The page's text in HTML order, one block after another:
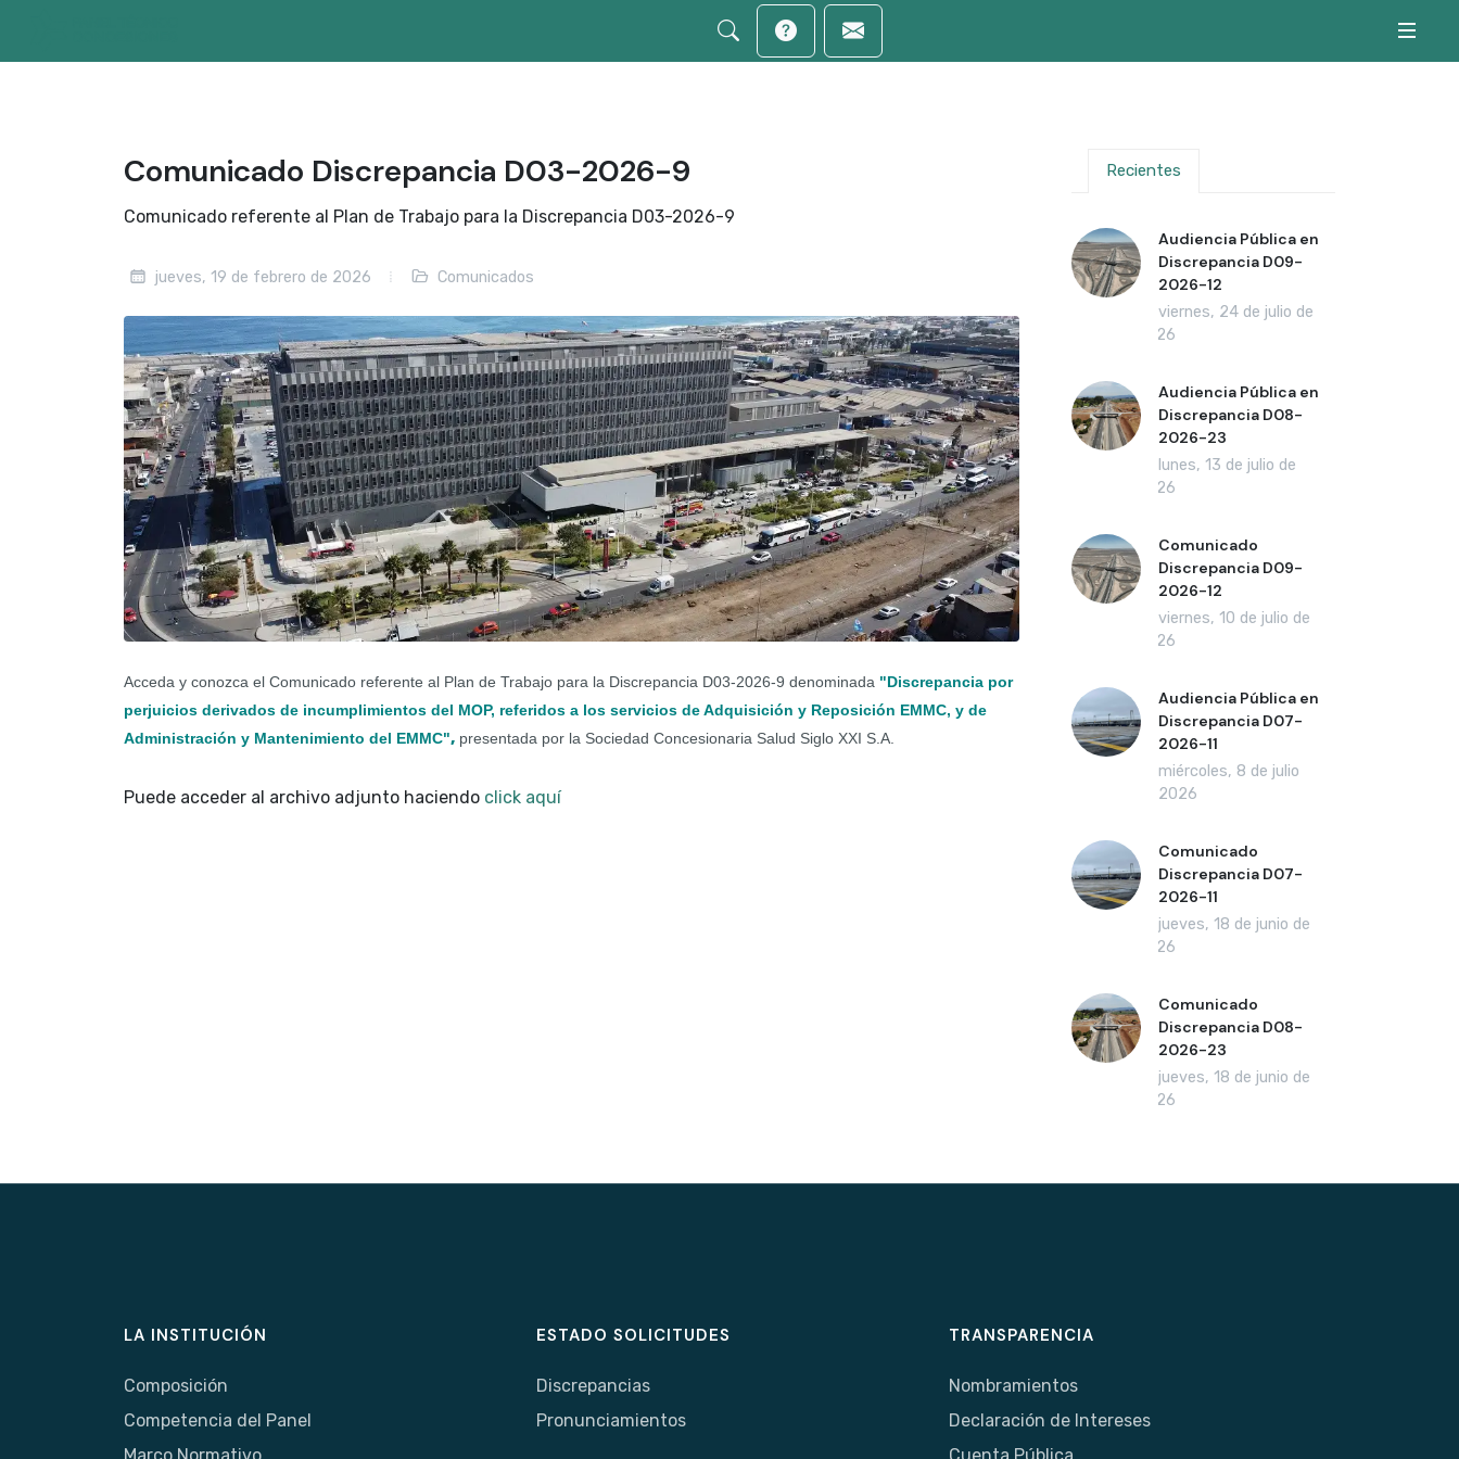
Comunicado Discrepancia D03-2026-9
Comunicado referente al Plan de Trabajo para la Discrepancia D03-2026-9
jueves, 19 de febrero de 2026 Comunicados
Acceda y conozca el Comunicado referente al Plan de Trabajo para la Discrepancia D03-2026-9 denominada "Discrepancia por
perjuicios derivados de incumplimientos del MOP, referidos a los servicios de Adquisición y Reposición EMMC, y de
Administración y Mantenimiento del EMMC", presentada por la Sociedad Concesionaria Salud Siglo XXI S.A.
Puede acceder al archivo adjunto haciendo click aquí
Recientes
Audiencia Pública en
Discrepancia D09-
2026-12
viernes, 24 de julio de
2026
Audiencia Pública en
Discrepancia D08-
2026-23
lunes, 13 de julio de
2026
Comunicado
Discrepancia D09-
2026-12
viernes, 10 de julio de
2026
Audiencia Pública en
Discrepancia D07-
2026-11
miércoles, 8 de julio
de 2026
Comunicado
Discrepancia D07-
2026-11
jueves, 18 de junio de
2026
Comunicado
Discrepancia D08-
2026-23
jueves, 18 de junio de
2026
LA INSTITUCIÓN
Composición
Competencia del Panel
Marco Normativo
ESTADO SOLICITUDES
Discrepancias
Pronunciamientos
TRANSPARENCIA
Nombramientos
Declaración de Intereses
Cuenta Pública